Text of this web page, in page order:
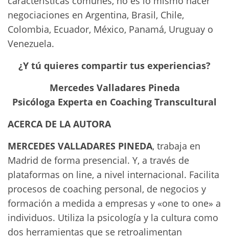
negociaciones en Argentina, Brasil, Chile,
Colombia, Ecuador, México, Panamá, Uruguay o
Venezuela.
¿Y tú quieres compartir tus experiencias?
Mercedes Valladares Pineda
Psicóloga Experta en Coaching Transcultural
ACERCA DE LA AUTORA
MERCEDES VALLADARES PINEDA, trabaja en
Madrid de forma presencial. Y, a través de
plataformas on line, a nivel internacional. Facilita
procesos de coaching personal, de negocios y
formación a medida a empresas y «one to one» a
individuos. Utiliza la psicología y la cultura como
dos herramientas que se retroalimentan